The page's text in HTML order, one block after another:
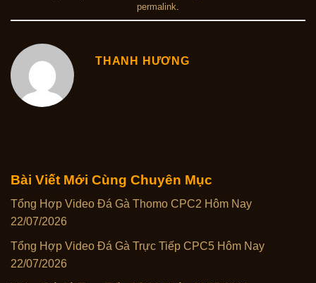
Bài Viết Mới Cùng Chuyên Mục
Tổng Hợp Video Đá Gà Thomo CPC2 Hôm Nay
22/07/2026
Tổng Hợp Video Đá Gà Trực Tiếp CPC5 Hôm Nay
22/07/2026
permalink
THANH HƯƠNG